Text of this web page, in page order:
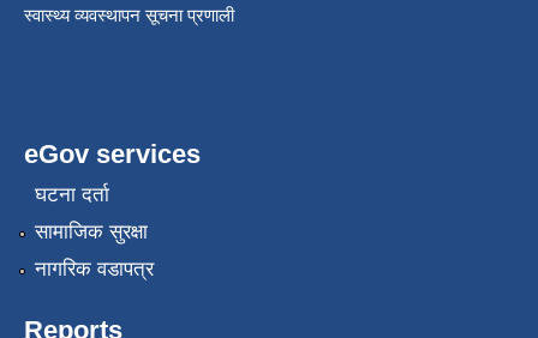
स्वास्थ्य व्यवस्थापन सूचना प्रणाली
eGov services
घटना दर्ता
सामाजिक सुरक्षा
नागरिक वडापत्र
Reports